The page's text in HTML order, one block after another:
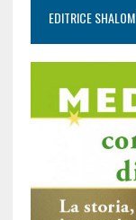
EDITRICE SHALOM